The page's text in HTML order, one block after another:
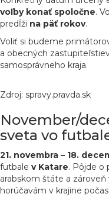
voľby konať spoločne.
predĺži na päť rokov.
Voliť si budeme
a obecných
samosprávneho kraja.
Zdroj: spravy.pravda.sk
November/
sveta vo
21. novembra – 18.
futbale v Katare. Pôjde o
arabskom štáte a
horúčavám v krajine